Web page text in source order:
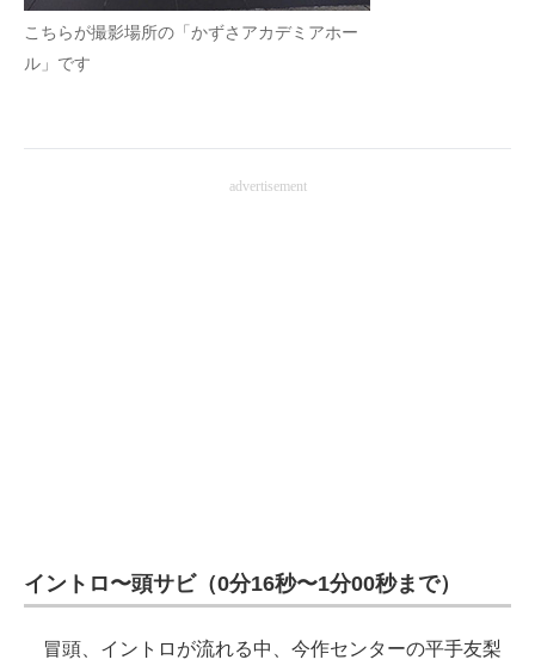
こちらが撮影場所の「かずさアカデミアホー
ル」です
advertisement
イントロ〜頭サビ（0分16秒〜1分00秒まで）
冒頭、イントロが流れる中、今作センターの平手友梨